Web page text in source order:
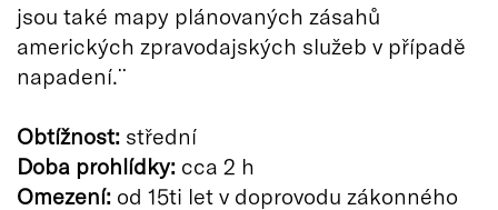
jsou také mapy plánovaných zásahů
amerických zpravodajských služeb v případě
napadení.¨
Obtížnost: střední
Doba prohlídky: cca 2 h
Omezení: od 15ti let v doprovodu zákonného